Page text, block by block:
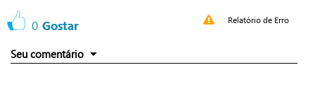
0 Gostar Relatório de Erro
Seu comentário